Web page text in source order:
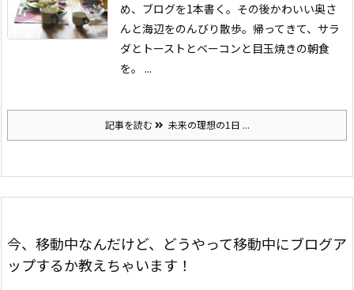
め、ブログを1本書く。その後かわいい奥さ
んと海辺をのんびり散歩。帰ってきて、サラ
ダとトーストとベーコンと目玉焼きの朝食
を。 ...
記事を読む 未来の理想の1日 ...
今、移動中なんだけど、どうやって移動中にブログア
ップするか教えちゃいます！